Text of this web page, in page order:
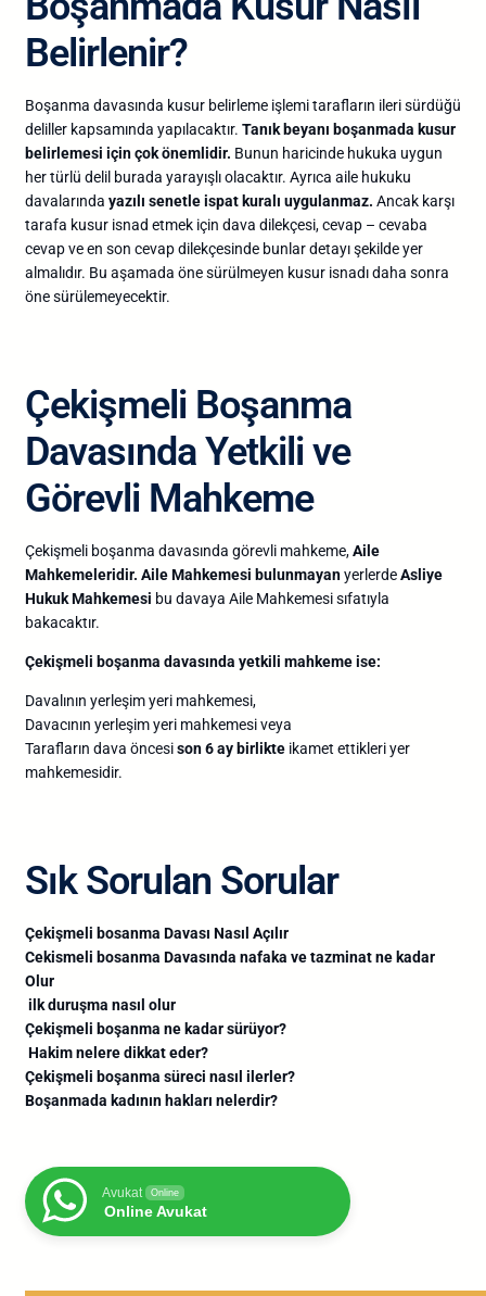
Belirlenir?
Boşanma davasında kusur belirleme işlemi tarafların ileri sürdüğü
deliller kapsamında yapılacaktır. Tanık beyanı boşanmada kusur
belirlemesi için çok önemlidir. Bunun haricinde hukuka uygun
her türlü delil burada yarayışlı olacaktır. Ayrıca aile hukuku
davalarında yazılı senetle ispat kuralı uygulanmaz. Ancak karşı
tarafa kusur isnad etmek için dava dilekçesi, cevap – cevaba
cevap ve en son cevap dilekçesinde bunlar detayı şekilde yer
almalıdır. Bu aşamada öne sürülmeyen kusur isnadı daha sonra
öne sürülemeyecektir.
Çekişmeli Boşanma
Davasında Yetkili ve
Görevli Mahkeme
Çekişmeli boşanma davasında görevli mahkeme,Aile
Mahkemeleridir. Aile Mahkemesi bulunmayanyerlerdeAsliye
Hukuk Mahkemesi bu davaya Aile Mahkemesi sıfatıyla
bakacaktır.
Çekişmeli boşanma davasında yetkili mahkeme ise:
Davalının yerleşim yeri mahkemesi,
Davacının yerleşim yeri mahkemesi veya
Tarafların dava öncesison 6 ay birlikte ikamet ettikleri yer
mahkemesidir.
Sık Sorulan Sorular
Çekişmeli bosanma Davası Nasıl Açılır
Cekismeli bosanma Davasında nafaka ve tazminat ne kadar
Olur
ilk duruşma nasıl olur
Çekişmeli boşanma ne kadar sürüyor?
Hakim nelere dikkat eder?
Çekişmeli boşanma süreci nasıl ilerler?
Boşanmada kadının hakları nelerdir?
Avukat Online
Online Avukat